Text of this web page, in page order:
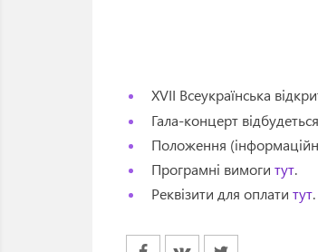
XVII Всеукраїнська
Гала-концерт
Положення
Програмні вимоги тут.
Реквізити для оплати тут.